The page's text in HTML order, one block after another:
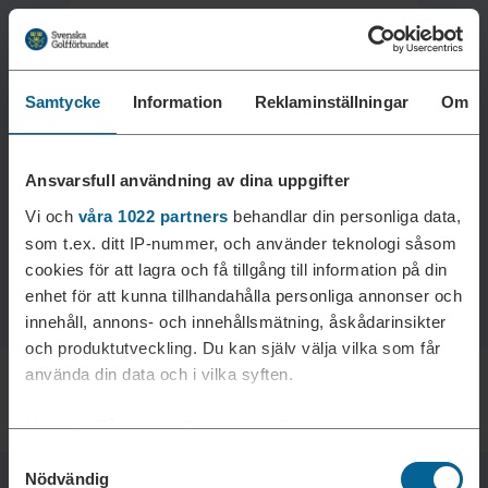
Samtycke Information Reklaminställningar Om
Ansvarsfull användning av dina uppgifter
Vi och våra 1022 partners behandlar din personliga data,
som t.ex. ditt IP-nummer, och använder teknologi såsom
cookies för att lagra och få tillgång till information på din
enhet för att kunna tillhandahålla personliga annonser och
innehåll, annons- och innehållsmätning, åskådarinsikter
och produktutveckling. Du kan själv välja vilka som får
använda din data och i vilka syften.
Med din tillåtelse skulle vi även vilja:
kan ha en noggrannhet på upp till flera meter
Nödvändig
Laddar reklam...